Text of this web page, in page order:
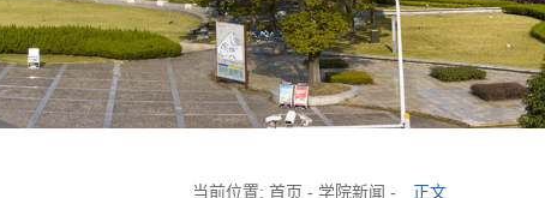
当前位置: 首页 - 学院新闻 - 正文